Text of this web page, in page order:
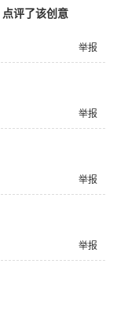
点评了该创意
举报
举报
举报
举报